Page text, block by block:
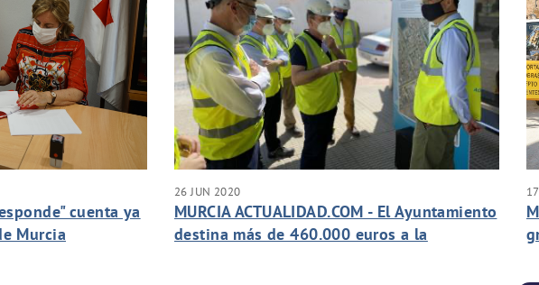
cuenta ya
Murcia
26 JUN 2020
MURCIA ACTUALIDAD.COM - El Ayuntamiento
destina más de 460.000 euros a la